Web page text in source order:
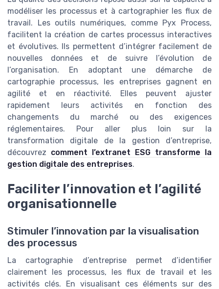
modéliser les processus et à cartographier les flux de
travail. Les outils numériques, comme Pyx Process,
facilitent la création de cartes processus interactives
et évolutives. Ils permettent d’intégrer facilement de
nouvelles données et de suivre l’évolution de
l’organisation. En adoptant une démarche de
cartographie processus, les entreprises gagnent en
agilité et en réactivité. Elles peuvent ajuster
rapidement leurs activités en fonction des
changements du marché ou des exigences
réglementaires. Pour aller plus loin sur la
transformation digitale de la gestion d’entreprise,
découvrez comment l’extranet ESG transforme la
gestion digitale des entreprises.
Faciliter l’innovation et l’agilité
organisationnelle
Stimuler l’innovation par la visualisation
des processus
La cartographie d’entreprise permet d’identifier
clairement les processus, les flux de travail et les
activités clés. En visualisant ces éléments sur des